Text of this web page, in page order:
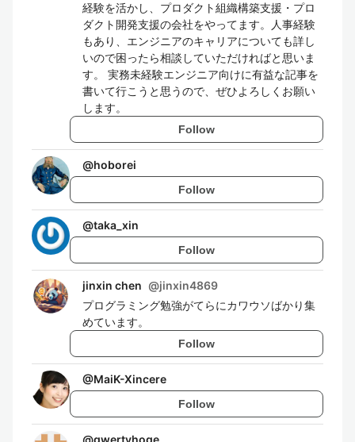
経験を活かし、プロダクト組織構築支援・プロ
ダクト開発支援の会社をやってます。人事経験
もあり、エンジニアのキャリアについても詳し
いので困ったら相談していただければと思いま
す。 実務未経験エンジニア向けに有益な記事を
書いて行こうと思うので、ぜひよろしくお願い
します。
Follow
@hoborei
Follow
@taka_xin
Follow
jinxin chen @jinxin4869
プログラミング勉強がてらにカワウソばかり集
めています。
Follow
@MaiK-Xincere
Follow
@qwertyhoge